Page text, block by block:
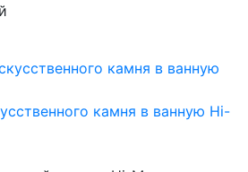
камня в ванную Hi-